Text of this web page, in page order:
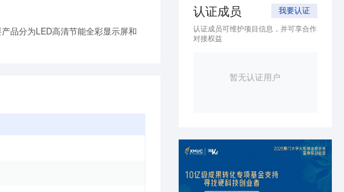
品分为LED高清节能全彩显示屏和
认证成员 我要认证
认证成员可维护项目信息，并可享合作
对接权益
暂无认证用户